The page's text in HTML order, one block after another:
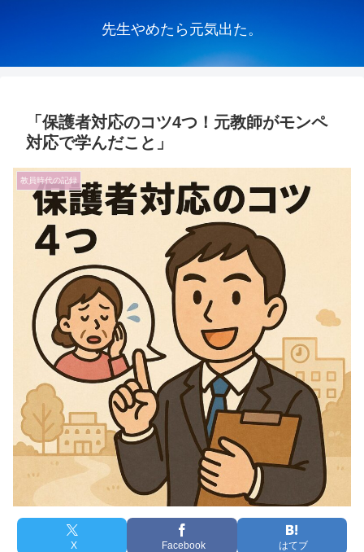
先生やめたら元気出た。
「保護者対応のコツ4つ！元教師がモンペ
対応で学んだこと」
教員時代の記録
X Facebook はてブ